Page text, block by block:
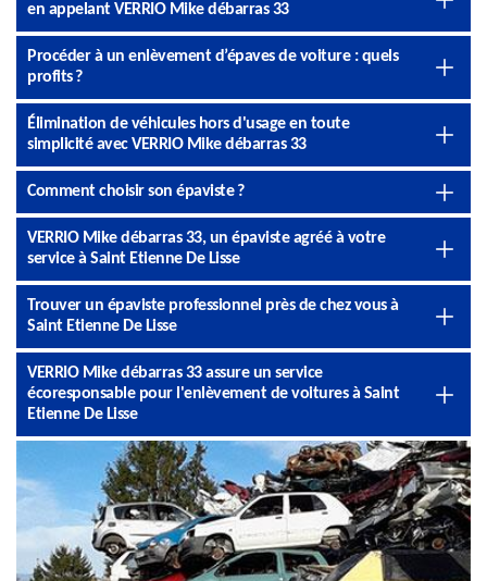
en appelant VERRIO Mike débarras 33
Procéder à un enlèvement d’épaves de voiture : quels
profits ?
Élimination de véhicules hors d'usage en toute
simplicité avec VERRIO Mike débarras 33
Comment choisir son épaviste ?
VERRIO Mike débarras 33, un épaviste agréé à votre
service à Saint Etienne De Lisse
Trouver un épaviste professionnel près de chez vous à
Saint Etienne De Lisse
VERRIO Mike débarras 33 assure un service
écoresponsable pour l'enlèvement de voitures à Saint
Etienne De Lisse